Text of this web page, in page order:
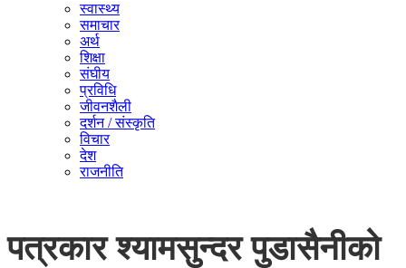
स्वास्थ्य
समाचार
अर्थ
शिक्षा
संघीय
प्रविधि
जीवनशैली
दर्शन / संस्कृति
विचार
देश
राजनीति
पत्रकार श्यामसुन्दर पुडासैनीको